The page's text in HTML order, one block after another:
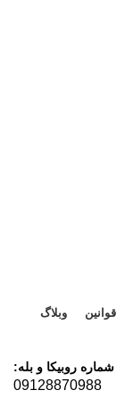
قوانین وبلاگ
شماره روبیکا و بله:
09128870988